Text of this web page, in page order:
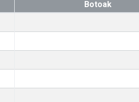
Botoak